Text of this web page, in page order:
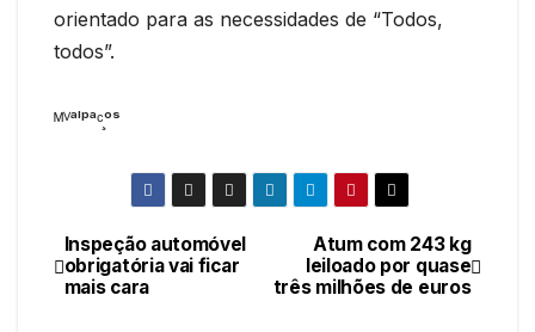
orientado para as necessidades de “Todos,
todos”.
ᴹⱽᵃˡᵖᵃᶜ̧ᵒˢ
Navegação
de
Atum com 243 kg
leiloado por quase
três milhões de euros
Inspeção automóvel
obrigatória vai ficar
mais cara